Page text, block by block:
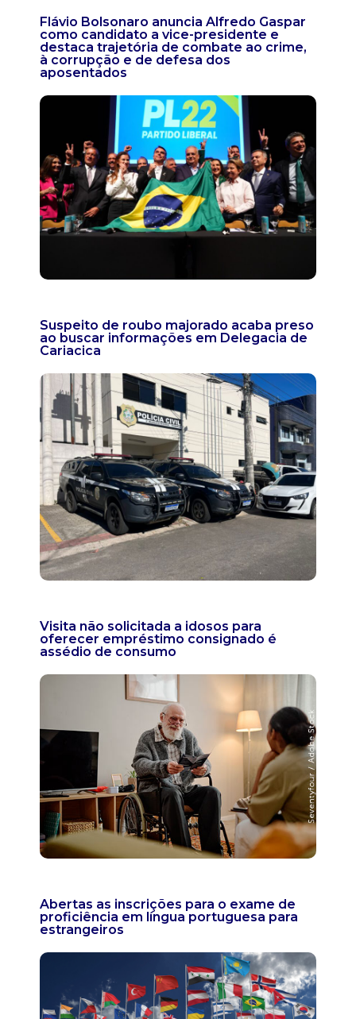
Flávio Bolsonaro anuncia Alfredo Gaspar
como candidato a vice-presidente e
destaca trajetória de combate ao crime,
à corrupção e de defesa dos
aposentados
Suspeito de roubo majorado acaba preso
ao buscar informações em Delegacia de
Cariacica
Visita não solicitada a idosos para
oferecer empréstimo consignado é
assédio de consumo
Abertas as inscrições para o exame de
proficiência em língua portuguesa para
estrangeiros